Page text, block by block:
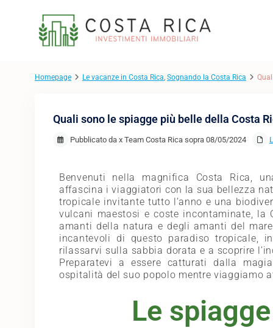
Homepage Le vacanze in Costa Rica, Sognando la Costa Rica
Quali sono le spiagge più belle della Costa
Pubblicato da x Team Costa Rica sopra 08/05/2024
Benvenuti nella magnifica Costa Rica,
affascina i viaggiatori con la sua bellezza
tropicale invitante tutto l’anno e una
vulcani maestosi e coste incontaminate, la
amanti della natura e degli amanti del
incantevoli di questo paradiso tropicale,
rilassarvi sulla sabbia dorata e a scoprire
Preparatevi a essere catturati dalla
ospitalità del suo popolo mentre viaggiamo
Le